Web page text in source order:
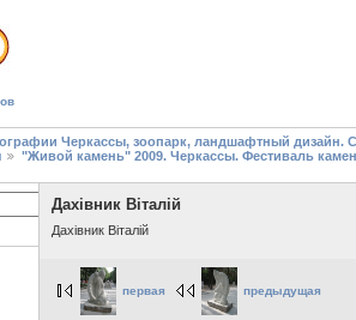
Черкассы, зоопарк, ландшафтный дизайн.
"Живой камень" 2009. Черкассы. Фестиваль
Дахівник Віталій
Дахівник Віталій
первая предыдущая